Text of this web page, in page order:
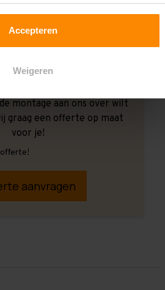
Accepteren
Weigeren
montage aan ons over wilt
graag een offerte op maat
voor je!
offerte!
aanvragen